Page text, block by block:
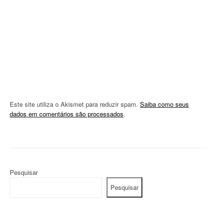
Este site utiliza o Akismet para reduzir spam. Saiba como seus
dados em comentários são processados.
Pesquisar
Pesquisar